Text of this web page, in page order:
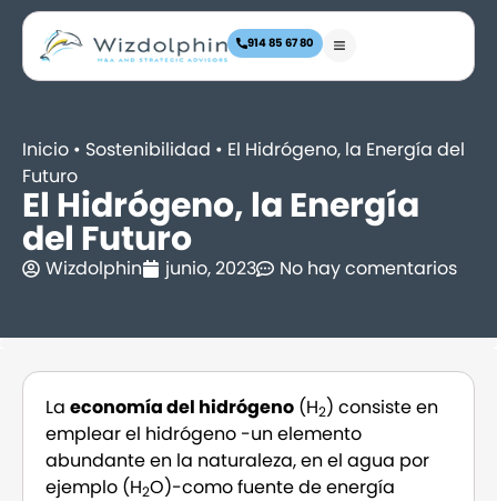
914 85 67 80
Inicio • Sostenibilidad • El Hidrógeno, la Energía del
Futuro
El Hidrógeno, la Energía
del Futuro
Wizdolphin junio, 2023 No hay comentarios
La economía del hidrógeno (H2) consiste en
emplear el hidrógeno -un elemento
abundante en la naturaleza, en el agua por
ejemplo (H2O)-como fuente de energía